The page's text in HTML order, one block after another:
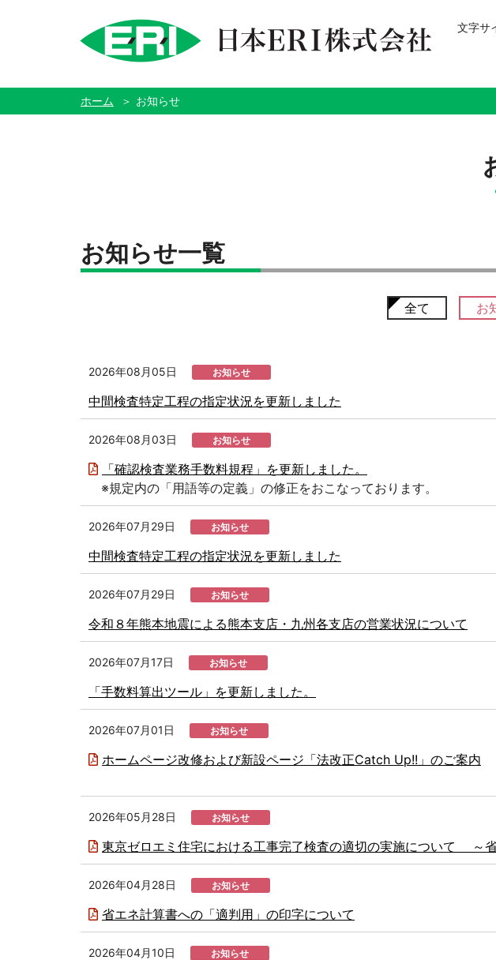
た
文字サ
ホーム お知らせ
お知らせ一覧
全て お
2026年08月05日 お知らせ
中間検査特定工程の指定状況を更新しました
2026年08月03日 お知らせ
「確認検査業務手数料規程」を更新しました。
※規定内の「用語等の定義」の修正をおこなっております。
2026年07月29日 お知らせ
中間検査特定工程の指定状況を更新しました
2026年07月29日 お知らせ
令和８年熊本地震による熊本支店・九州各支店の営業状況について
2026年07月17日 お知らせ
「手数料算出ツール」を更新しました。
2026年07月01日 お知らせ
ホームページ改修および新設ページ「法改正Catch Up!!」のご案内
2026年05月28日 お知らせ
東京ゼロエミ住宅における工事完了検査の適切の実施について ～
2026年04月28日 お知らせ
省エネ計算書への「適判用」の印字について
2026年04月10日 お知らせ